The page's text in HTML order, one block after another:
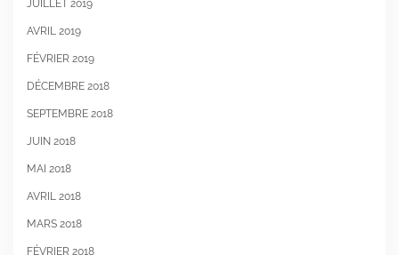
JUILLET 2019
AVRIL 2019
FÉVRIER 2019
DÉCEMBRE 2018
SEPTEMBRE 2018
JUIN 2018
MAI 2018
AVRIL 2018
MARS 2018
FÉVRIER 2018